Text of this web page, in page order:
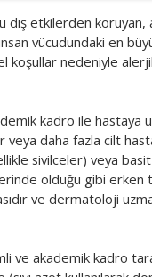
dış etkilerden koruyan,
vücudundaki en
nedeniyle
kadro ile
daha fazla cilt
sivilceler) veya
olduğu gibi erken
ve dermatoloji
ve akademik kadro